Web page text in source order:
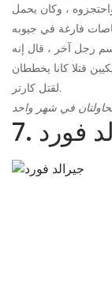
، وكان يحمل
رجل آخر ، قال إنه
قتلا كانا يخططان
لقتل كارتر.
في شهر واحد
فورد